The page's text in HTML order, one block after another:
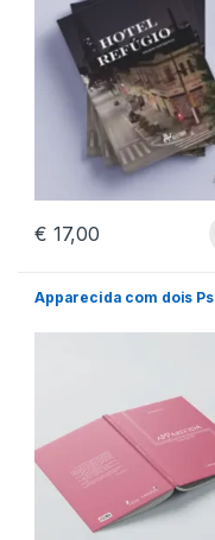
€ 17,00
Apparecida com dois Ps